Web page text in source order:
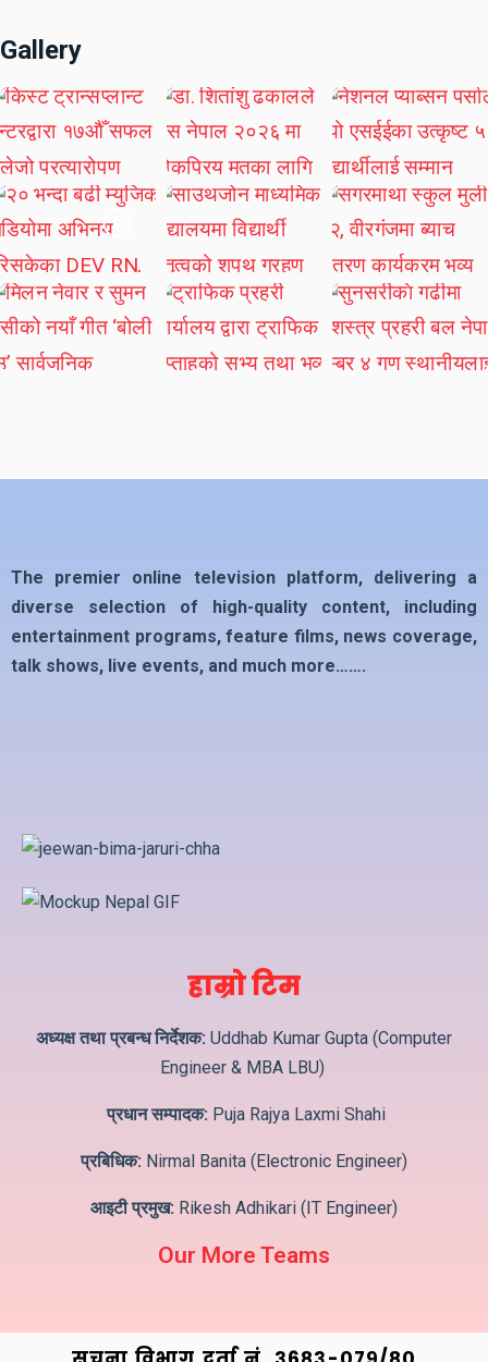
Gallery
The premier online television platform, delivering a
diverse selection of high-quality content, including
entertainment programs, feature films, news coverage,
talk shows, live events, and much more…….
हाम्रो टिम
अध्यक्ष तथा प्रबन्ध निर्देशक: Uddhab Kumar Gupta (Computer
Engineer & MBA LBU)
प्रधान सम्पादक: Puja Rajya Laxmi Shahi
प्रबिधिक: Nirmal Banita (Electronic Engineer)
आइटी प्रमुख: Rikesh Adhikari (IT Engineer)
Our More Teams